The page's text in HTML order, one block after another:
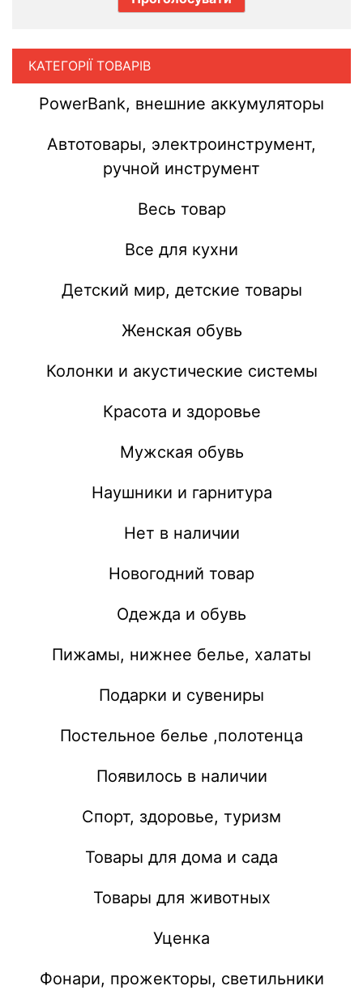
КАТЕГОРІЇ ТОВАРІВ
PowerBank, внешние аккумуляторы
Автотовары, электроинструмент,
ручной инструмент
Весь товар
Все для кухни
Детский мир, детские товары
Женская обувь
Колонки и акустические системы
Красота и здоровье
Мужская обувь
Наушники и гарнитура
Нет в наличии
Новогодний товар
Одежда и обувь
Пижамы, нижнее белье, халаты
Подарки и сувениры
Постельное белье ,полотенца
Появилось в наличии
Спорт, здоровье, туризм
Товары для дома и сада
Товары для животных
Уценка
Фонари, прожекторы, светильники